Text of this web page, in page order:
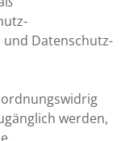
und Datenschutz-
werden,